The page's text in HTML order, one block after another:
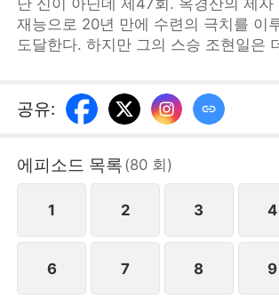
재능으로 20년 만에 수련의 극치를 이
도달한다. 하지만 그의 스승 조현일은
다. 장우는 하산 도중 장씨 가문의 가주
가의 음모에 의해 철근이 머리를 관통
PTE.LTD
공유:
에피소드 목록 (80 회)
1 2 3 4
6 7 8 9